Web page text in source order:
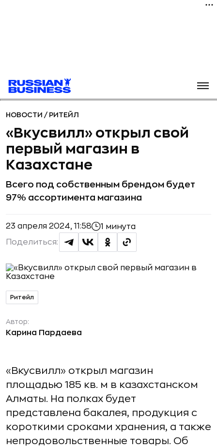
НОВОСТИ / РИТЕЙЛ
«Вкусвилл» открыл свой
первый магазин в
Казахстане
Всего под собственным брендом будет
97% ассортимента магазина
23 апреля 2024, 11:58 1 минута
Поделиться:
Ритейл
Автор:
Карина Пардаева
«Вкусвилл» открыл магазин
площадью 185 кв. м в казахстанском
Алматы. На полках будет
представлена бакалея, продукция с
короткими сроками хранения, а также
непродовольственные товары. Об